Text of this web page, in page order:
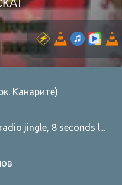
Канарите)
jingle, 8 seconds l...